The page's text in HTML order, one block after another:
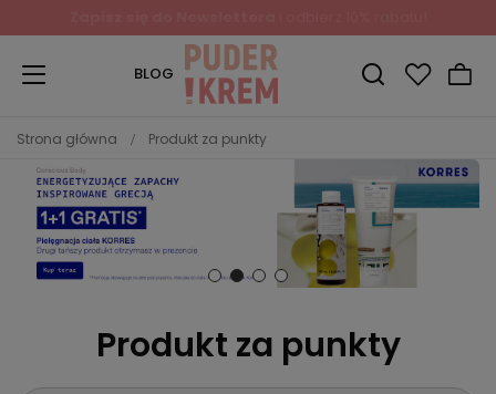
BLOG
Strona główna Produkt za punkty
Produkt za punkty